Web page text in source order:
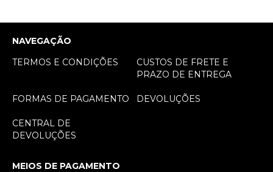
NAVEGAÇÃO
TERMOS E CONDIÇÕES
CUSTOS DE FRETE E
PRAZO DE ENTREGA
FORMAS DE PAGAMENTO DEVOLUÇÕES
CENTRAL DE
DEVOLUÇÕES
MEIOS DE PAGAMENTO